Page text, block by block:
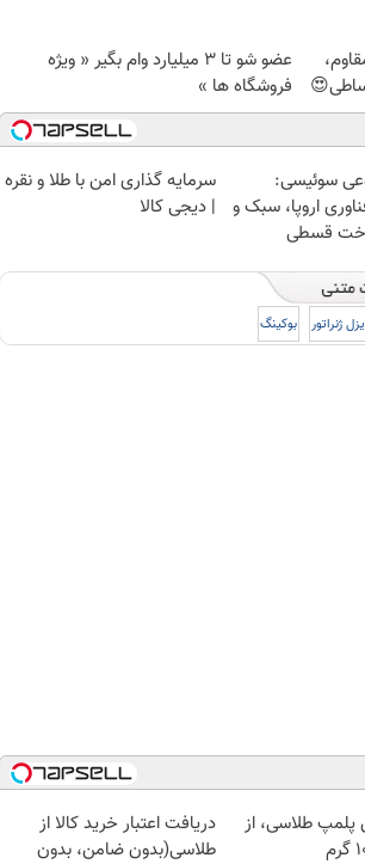
عضو شو تا 3 میلیارد وام بگیر « ویژه
فروشگاه ها »
سوئیسی:
اروپا، سبک و
قسطی
سرمایه گذاری امن با طلا و نقره
| دیجی کالا
ژنراتور بوکینگ
طلاسی، از
دریافت اعتبار خرید کالا از
طلاسی(بدون ضامن، بدون